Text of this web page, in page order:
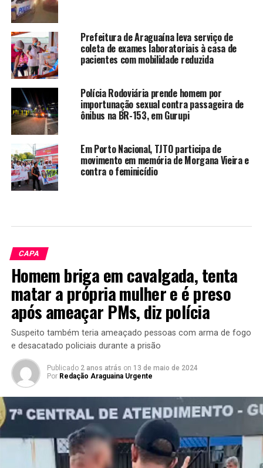
Prefeitura de Araguaína leva serviço de
coleta de exames laboratoriais à casa de
pacientes com mobilidade reduzida
Polícia Rodoviária prende homem por
importunação sexual contra passageira de
ônibus na BR-153, em Gurupi
Em Porto Nacional, TJTO participa de
movimento em memória de Morgana Vieira e
contra o feminicídio
CAPA
Homem briga em cavalgada, tenta
matar a própria mulher e é preso
após ameaçar PMs, diz polícia
Suspeito também teria ameaçado pessoas com arma de fogo
e desacatado policiais durante a prisão
Publicado 2 anos atrás on 13 de maio de 2024
Por Redação Araguaina Urgente